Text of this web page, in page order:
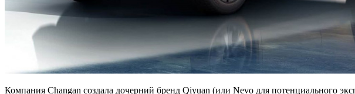
Компания Changan создала дочерний бренд Qiyuan (или Nevo для потенциального